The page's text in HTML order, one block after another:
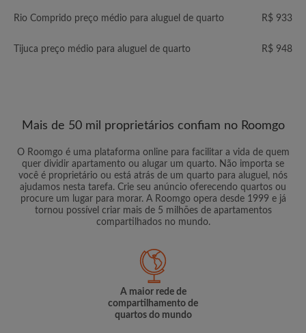
Rio Comprido preço médio para aluguel de quarto R$ 933
Tijuca preço médio para aluguel de quarto R$ 948
Mais de 50 mil proprietários confiam no Roomgo
O Roomgo é uma plataforma online para facilitar a vida de quem
quer dividir apartamento ou alugar um quarto. Não importa se
você é proprietário ou está atrás de um quarto para aluguel, nós
ajudamos nesta tarefa. Crie seu anúncio oferecendo quartos ou
procure um lugar para morar. A Roomgo opera desde 1999 e já
tornou possível criar mais de 5 milhões de apartamentos
compartilhados no mundo.
A maior rede de
compartilhamento de
quartos do mundo